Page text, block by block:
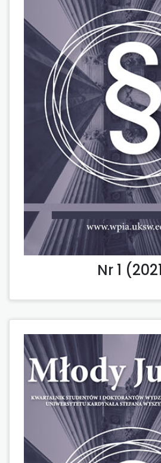
Nr 1